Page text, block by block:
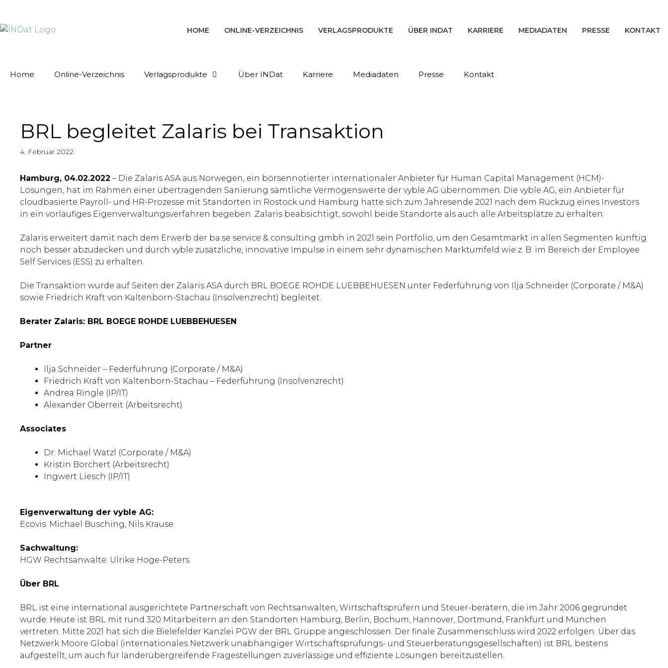
HOME ONLINE-VERZEICHNIS VERLAGSPRODUKTE ÜBER INDAT KARRIERE MEDIADATEN PRESSE KONTAKT
Home Online-Verzeichnis Verlagsprodukte Über INDat Karriere Mediadaten Presse Kontakt
BRL begleitet Zalaris bei Transaktion
4. Februar 2022
Hamburg, 04.02.2022 – Die Zalaris ASA aus Norwegen, ein börsennotierter internationaler Anbieter für Human Capital Management (HCM)-
Lösungen, hat im Rahmen einer übertragenden Sanierung sämtliche Vermögenswerte der vyble AG übernommen. Die vyble AG, ein Anbieter für
cloudbasierte Payroll- und HR-Prozesse mit Standorten in Rostock und Hamburg hatte sich zum Jahresende 2021 nach dem Rückzug eines Investors
in ein vorläufiges Eigenverwaltungsverfahren begeben. Zalaris beabsichtigt, sowohl beide Standorte als auch alle Arbeitsplätze zu erhalten.
Zalaris erweitert damit nach dem Erwerb der ba.se service & consulting gmbh in 2021 sein Portfolio, um den Gesamtmarkt in allen Segmenten künftig
noch besser abzudecken und durch vyble zusätzliche, innovative Impulse in einem sehr dynamischen Marktumfeld wie z. B. im Bereich der Employee
Self Services (ESS) zu erhalten.
Die Transaktion wurde auf Seiten der Zalaris ASA durch BRL BOEGE ROHDE LUEBBEHUESEN unter Federführung von Ilja Schneider (Corporate / M&A)
sowie Friedrich Kraft von Kaltenborn-Stachau (Insolvenzrecht) begleitet.
Berater Zalaris: BRL BOEGE ROHDE LUEBBEHUESEN
Partner
Ilja Schneider – Federführung (Corporate / M&A)
Friedrich Kraft von Kaltenborn-Stachau – Federführung (Insolvenzrecht)
Andrea Ringle (IP/IT)
Alexander Oberreit (Arbeitsrecht)
Associates
Dr. Michael Watzl (Corporate / M&A)
Kristin Borchert (Arbeitsrecht)
Ingwert Liesch (IP/IT)
Eigenverwaltung der vyble AG:
Ecovis: Michael Busching, Nils Krause
Sachwaltung:
HGW Rechtsanwälte: Ulrike Hoge-Peters
Über BRL
BRL ist eine international ausgerichtete Partnerschaft von Rechtsanwälten, Wirtschaftsprüfern und Steuer-beratern, die im Jahr 2006 gegründet
wurde. Heute ist BRL mit rund 320 Mitarbeitern an den Standorten Hamburg, Berlin, Bochum, Hannover, Dortmund, Frankfurt und München
vertreten. Mitte 2021 hat sich die Bielefelder Kanzlei PGW der BRL Gruppe angeschlossen. Der finale Zusammenschluss wird 2022 erfolgen. Über das
Netzwerk Moore Global (internationales Netzwerk unabhängiger Wirtschaftsprüfungs- und Steuerberatungsgesellschaften) ist BRL bestens
aufgestellt, um auch für länderübergreifende Fragestellungen zuverlässige und effiziente Lösungen bereitzustellen.